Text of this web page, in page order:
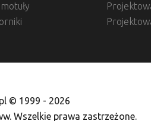
© 1999 - 2026
Wszelkie prawa zastrzeżone.